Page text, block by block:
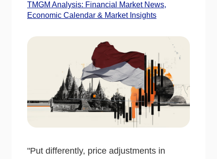
TMGM Analysis: Financial Market News,
Economic Calendar & Market Insights
"Put differently, price adjustments in